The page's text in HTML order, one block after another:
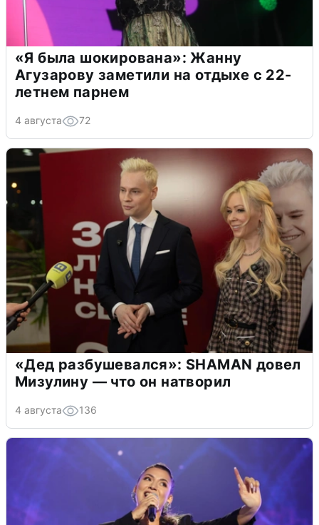
«Я была шокирована»: Жанну
Агузарову заметили на отдыхе с 22-
летнем парнем
4 августа 72
«Дед разбушевался»: SHAMAN довел
Мизулину — что он натворил
4 августа 136